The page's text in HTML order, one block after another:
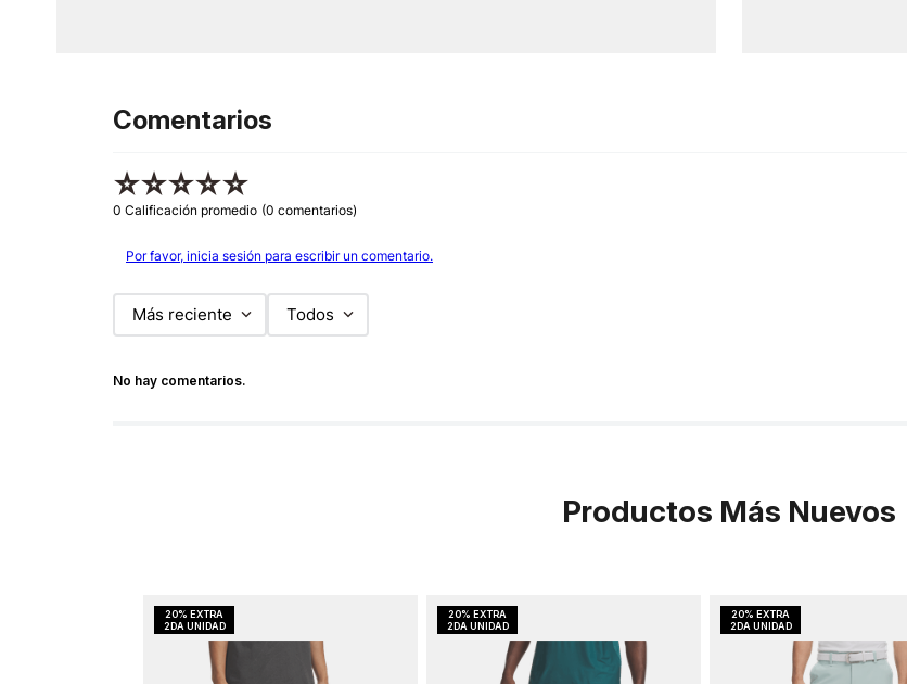
Comentarios
☆☆☆☆☆
0 Calificación promedio (0 comentarios)
Por favor, inicia sesión para escribir un comentario.
Más reciente Todos
No hay comentarios.
Productos Más Nuevos